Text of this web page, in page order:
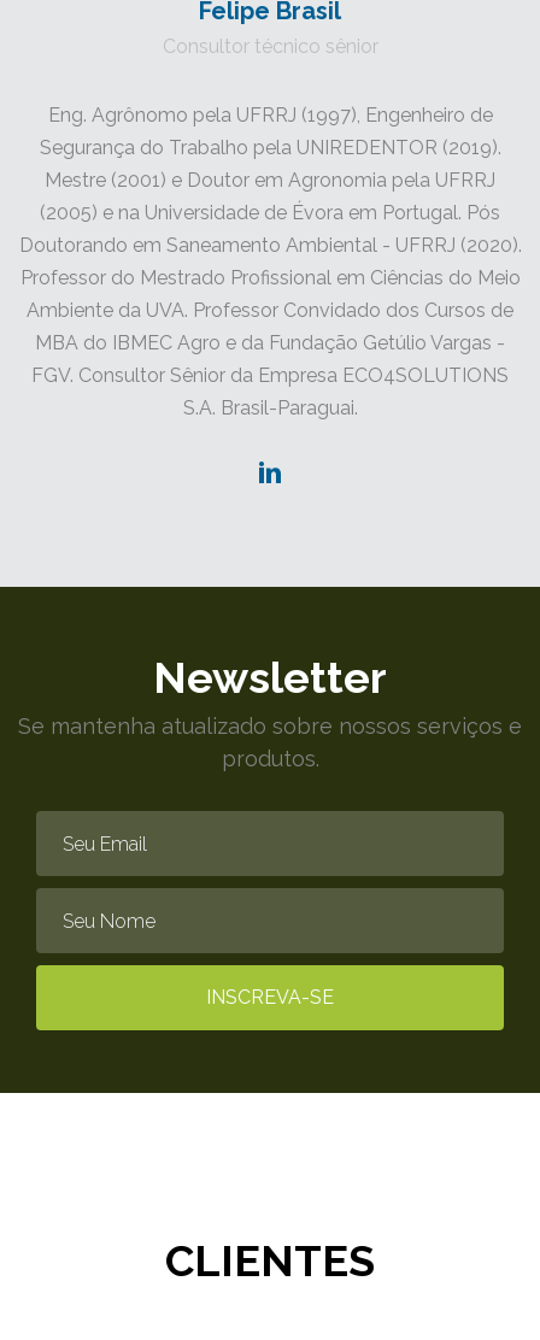
Felipe Brasil
Consultor técnico sênior
Eng. Agrônomo pela UFRRJ (1997), Engenheiro de
Segurança do Trabalho pela UNIREDENTOR (2019).
Mestre (2001) e Doutor em Agronomia pela UFRRJ
(2005) e na Universidade de Évora em Portugal. Pós
Doutorando em Saneamento Ambiental - UFRRJ (2020).
Professor do Mestrado Profissional em Ciências do Meio
Ambiente da UVA. Professor Convidado dos Cursos de
MBA do IBMEC Agro e da Fundação Getúlio Vargas -
FGV. Consultor Sênior da Empresa ECO4SOLUTIONS
S.A. Brasil-Paraguai.
Newsletter
Se mantenha atualizado sobre nossos serviços e
produtos.
INSCREVA-SE
CLIENTES